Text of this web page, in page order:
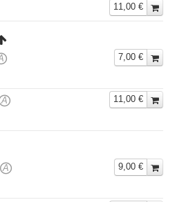
11,00 €
7,00 €
A
11,00 €
A
9,00 €